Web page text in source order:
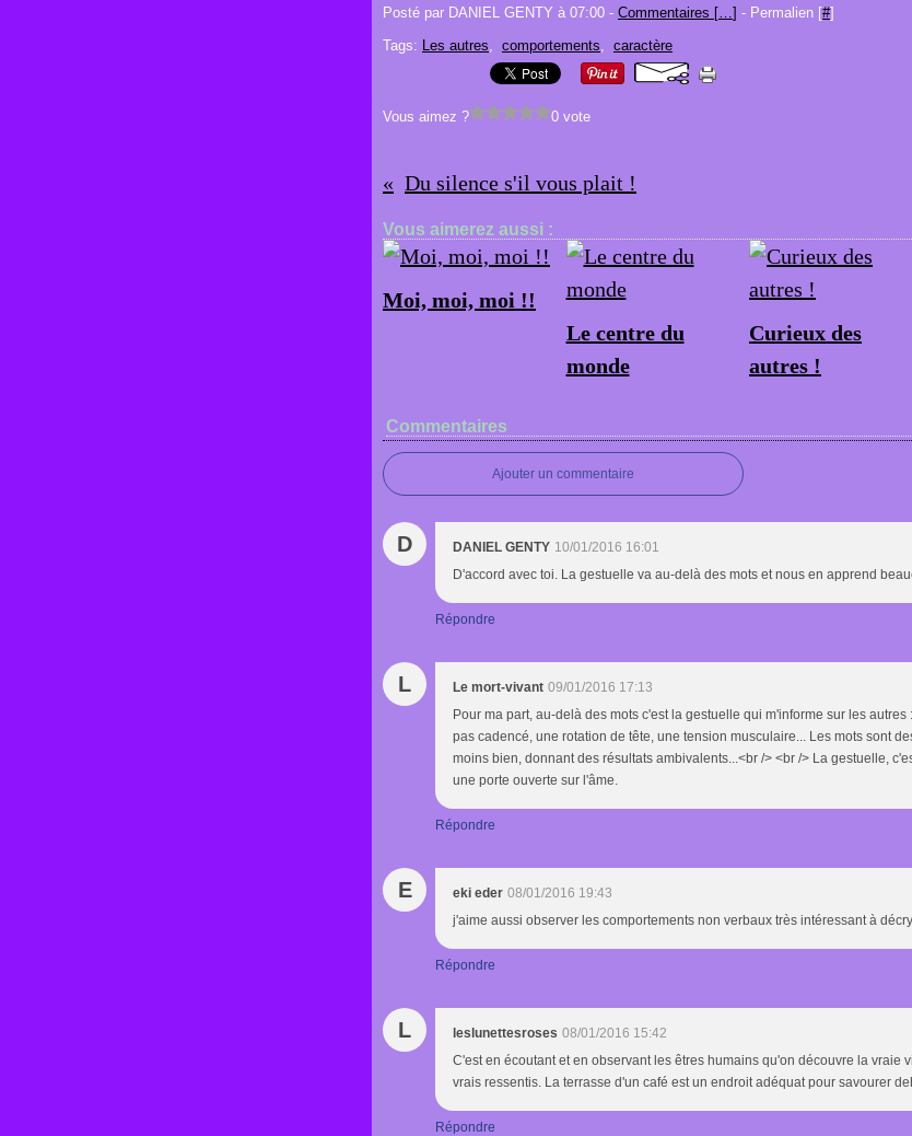
Posté par DANIEL GENTY à 07:00 - Commentaires […] - Permalien [#]
Tags: Les autres, comportements, caractère
Vous aimez ? 0 vote
Du silence s'il vous plait !
Vous aimerez aussi :
Moi, moi, moi !!
Le centre du
monde
Curieux des
autres !
Commentaires
Ajouter un commentaire
D DANIEL GENTY 10/01/2016 16:01
D'accord avec toi. La gestuelle va au-delà des mots et nous en apprend
Répondre
L Le mort-vivant 09/01/2016 17:13
Pour ma part, au-delà des mots c'est la gestuelle qui m'informe sur les
pas cadencé, une rotation de tête, une tension musculaire... Les mots sont
moins bien, donnant des résultats ambivalents...<br /> <br /> La gestuelle,
une porte ouverte sur l'âme.
Répondre
E eki eder 08/01/2016 19:43
j'aime aussi observer les comportements non verbaux très intéressant à
Répondre
L leslunettesroses 08/01/2016 15:42
C'est en écoutant et en observant les êtres humains qu'on découvre la vraie
vrais ressentis. La terrasse d'un café est un endroit adéquat pour savourer
Répondre